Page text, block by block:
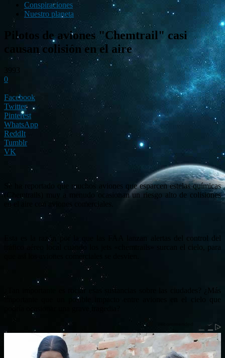
Conspiraciones
Nuestro planeta
Pilotos de aviones "Chemtrail" casi
causan colisión en el aire
0
Facebook
Twitter
Pinterest
WhatsApp
ReddIt
Tumblr
VK
Se ha reportado que muchos aviones que esparcen estelas químicas
(Chemtrails) muy a menudo ocasionan un riesgo alto de colisiones
en el aire con aviones comerciales.
Esta es la razón por la que las FAA lanzan alertas del control del
tráfico aéreo local cuando los jets «chemtrails» surcan el cielo, para
que así los aviones comerciales se desvíen.
¿Tan importante es rociar esas sustancias sobre las ciudades? ¿Más
importante que un posible impacto entre aviones en el cielo que
podría ocasionar una grave tragedia?